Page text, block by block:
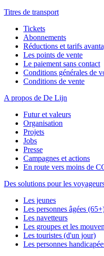
Titres de transport
Tickets
Abonnements
Réductions et tarifs
Les points de vente
Le paiement sans contact
Conditions générales de
Conditions de vente
A propos de De Lijn
Futur et valeurs
Organisation
Projets
Jobs
Presse
Campagnes et actions
En route vers moins de
Des solutions pour les
Les jeunes
Les personnes âgées
Les navetteurs
Les groupes et les
Les touristes (d'un jour)
Les personnes